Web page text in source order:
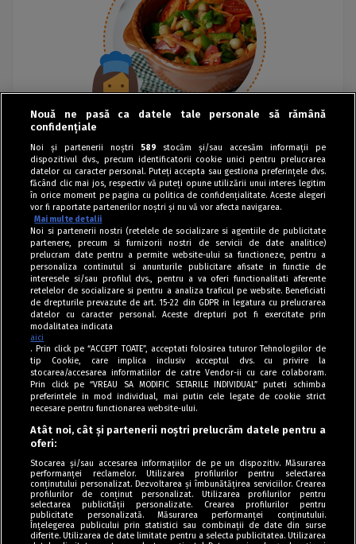
Tag index
Program Antena 1
Politica de cookies
Politica de confidențialitate
Termeni și condiții
Nouă ne pasă ca datele tale personale să rămână
confidențiale
Noi și partenerii noștri 589 stocăm și/sau accesăm informații pe
dispozitivul dvs., precum identificatorii cookie unici pentru prelucrarea
datelor cu caracter personal. Puteți accepta sau gestiona preferințele dvs.
făcând clic mai jos, respectiv vă puteți opune utilizării unui interes legitim
în orice moment pe pagina cu politica de confidențialitate. Aceste alegeri
vor fi raportate partenerilor noștri și nu vă vor afecta navigarea.
Mai multe detalii
Noi si partenerii nostri (retelele de socializare si agentiile de publicitate
partenere, precum si furnizorii nostri de servicii de date analitice)
prelucram date pentru a permite website-ului sa functioneze, pentru a
personaliza continutul si anunturile publicitare afisate in functie de
interesele si/sau profilul dvs., pentru a va oferi functionalitati aferente
retelelor de socializare si pentru a analiza traficul pe website. Beneficiati
de drepturile prevazute de art. 15-22 din GDPR in legatura cu prelucrarea
datelor cu caracter personal. Aceste drepturi pot fi exercitate prin
modalitatea indicata
aici
. Prin click pe “ACCEPT TOATE”, acceptati folosirea tuturor Tehnologiilor de
tip Cookie, care implica inclusiv acceptul dvs. cu privire la
stocarea/accesarea informatiilor de catre Vendor-ii cu care colaboram.
Prin click pe “VREAU SA MODIFIC SETARILE INDIVIDUAL” puteti schimba
preferintele in mod individual, mai putin cele legate de cookie strict
necesare pentru functionarea website-ului.
Atât noi, cât și partenerii noștri prelucrăm datele pentru a
oferi:
Stocarea și/sau accesarea informațiilor de pe un dispozitiv. Măsurarea
performanței reclamelor. Utilizarea profilurilor pentru selectarea
conținutului personalizat. Dezvoltarea și îmbunătățirea serviciilor. Crearea
profilurilor de conținut personalizat. Utilizarea profilurilor pentru
selectarea publicității personalizate. Crearea profilurilor pentru
publicitate personalizată. Măsurarea performanței conținutului.
Înțelegerea publicului prin statistici sau combinații de date din surse
diferite. Utilizarea de date limitate pentru a selecta publicitatea. Utilizarea